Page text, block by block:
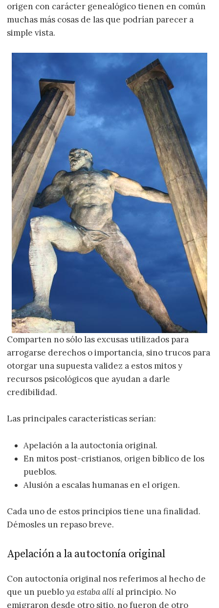
origen con carácter genealógico tienen en común
muchas más cosas de las que podrían parecer a
simple vista.
Comparten no sólo las excusas utilizados para
arrogarse derechos o importancia, sino trucos para
otorgar una supuesta validez a estos mitos y
recursos psicológicos que ayudan a darle
credibilidad.
Las principales características serían:
Apelación a la autoctonía original.
En mitos post-cristianos, origen bíblico de los
pueblos.
Alusión a escalas humanas en el origen.
Cada uno de estos principios tiene una finalidad.
Démosles un repaso breve.
Apelación a la autoctonía original
Con autoctonía original nos referimos al hecho de
que un puebloya estaba allí al principio. No
emigraron desde otro sitio, no fueron de otro